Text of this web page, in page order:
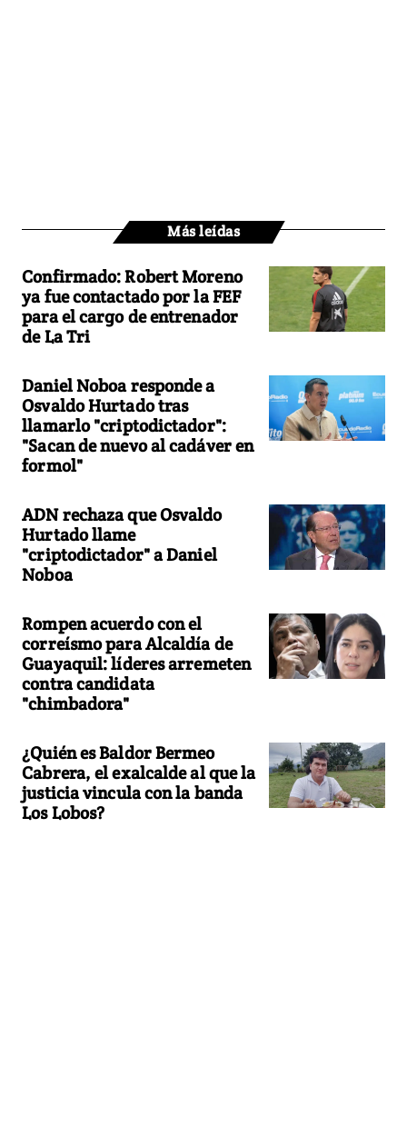
Más leídas
Confirmado: Robert Moreno
ya fue contactado por la FEF
para el cargo de entrenador
de La Tri
Daniel Noboa responde a
Osvaldo Hurtado tras
llamarlo "criptodictador":
"Sacan de nuevo al cadáver en
formol"
ADN rechaza que Osvaldo
Hurtado llame
"criptodictador" a Daniel
Noboa
Rompen acuerdo con el
correísmo para Alcaldía de
Guayaquil: líderes arremeten
contra candidata
"chimbadora"
¿Quién es Baldor Bermeo
Cabrera, el exalcalde al que la
justicia vincula con la banda
Los Lobos?